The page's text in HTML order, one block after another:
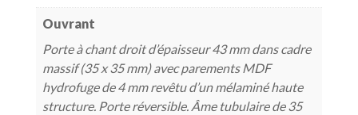
Ouvrant
Porte à chant droit d’épaisseur 43 mm dans cadre
massif (35 x 35 mm) avec parements MDF
hydrofuge de 4 mm revêtu d’un mélaminé haute
structure. Porte réversible. Âme tubulaire de 35